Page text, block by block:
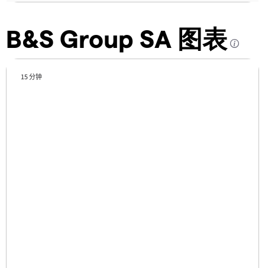
B&S Group SA 图表
15 分钟